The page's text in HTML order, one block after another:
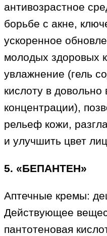
антивозрастное
борьбе с акне,
ускоренное
молодых здоровых
увлажнение (гель
кислоту в довольно
концентрации),
рельеф кожи,
и улучшить цвет
5. «БЕПАНТЕН»
Аптечные кремы:
Действующее
пантотеновая